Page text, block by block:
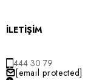
İLETİŞİM
444 30 79
[email protected]